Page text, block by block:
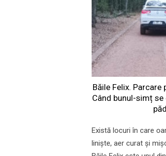
Băile Felix. Parcare
Când bunul-simț
Există locuri în care
liniște, aer curat și